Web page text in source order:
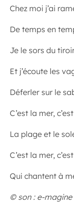
Chez moi j’ai
De temps en
Je le sors du
Et j’écoute les
Déferler sur le
C’est la mer,
La plage et le
C’est la mer,
Qui chantent à
© son : e-magine